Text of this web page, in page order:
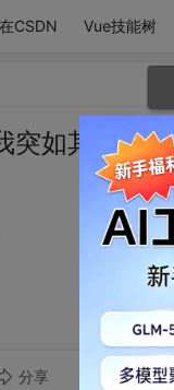
CSDN Vue技能树
如其来的欢
分享 转发到动